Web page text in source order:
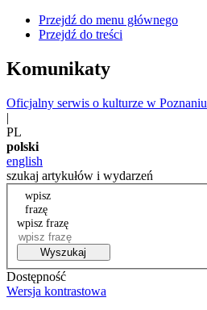
Przejdź do menu głównego
Przejdź do treści
Komunikaty
Oficjalny serwis o kulturze w Poznaniu
|
PL
polski
english
szukaj artykułów i wydarzeń
wpisz
frazę
wpisz frazę
Wyszukaj
Dostępność
Wersja kontrastowa